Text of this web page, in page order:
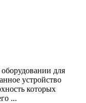
для
устройство
которых
...